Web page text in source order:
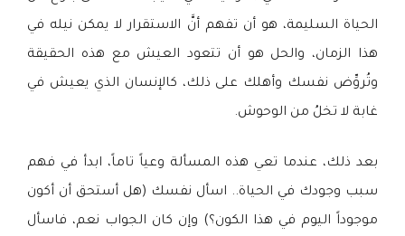
الحياة السليمة، هو أن تفهم أنَّ الاستقرار لا يمكن نيله في
هذا الزمان، والحل هو أن تتعود العيش مع هذه الحقيقة
وتُروِّض نفسك وأهلك على ذلك، كالإنسان الذي يعيش في
غابة لا تخلُ من الوحوش.
بعد ذلك، عندما تعي هذه المسألة وعياً تاماً، ابدأ في فهم
سبب وجودك في الحياة.. اسأل نفسك (هل أستحق أن أكون
موجوداً اليوم في هذا الكون؟) وإن كان الجواب نعم، فاسأل